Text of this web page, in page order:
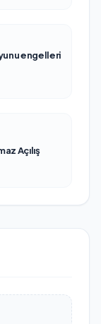
engelleri
Açılış